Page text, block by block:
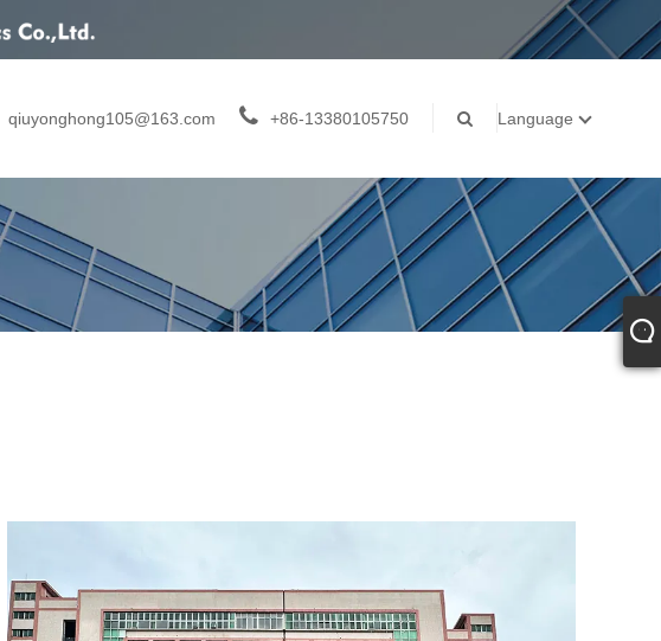
qiuyonghong105@163.com +86-13380105750 Language